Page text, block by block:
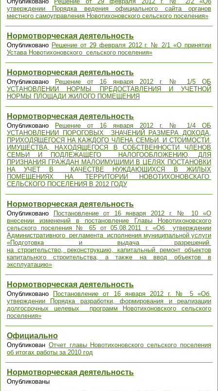
утверждении Порядка ведения официального сайта органов
местного самоуправления Новотихоновского сельского поселения»
Нормотворческая деятельность
Опубликовано Решение от 29 февраля 2012 г. № 2/1 «О принятии
Устава Новотихоновского сельского поселения»
Нормотворческая деятельность
Опубликовано
Решение от 16 января 2012 г. № 1/5 ОБ
УСТАНОВЛЕНИИ НОРМЫ ПРЕДОСТАВЛЕНИЯ И УЧЕТНОЙ
НОРМЫ ПЛОЩАДИ ЖИЛОГО ПОМЕЩЕНИЯ
Нормотворческая деятельность
Опубликовано
Решение от 16 января 2012 г. № 1/4 ОБ
УСТАНОВЛЕНИИ ПОРОГОВЫХ ЗНАЧЕНИЙ РАЗМЕРА ДОХОДА,
ПРИХОДЯЩЕГОСЯ НА КАЖДОГО ЧЛЕНА СЕМЬИ, И СТОИМОСТИ
ИМУЩЕСТВА, НАХОДЯЩЕГОСЯ В СОБСТВЕННОСТИ ЧЛЕНОВ
СЕМЬИ И ПОДЛЕЖАЩЕГО НАЛОГООБЛОЖЕНИЮ, ДЛЯ
ПРИЗНАНИЯ ГРАЖДАН МАЛОИМУЩИМИ В ЦЕЛЯХ ПОСТАНОВКИ
НА УЧЕТ В КАЧЕСТВЕ НУЖДАЮЩИХСЯ В ЖИЛЫХ
ПОМЕЩЕНИЯХ НА ТЕРРИТОРИИ НОВОТИХОНОВСКАГО
СЕЛЬСКОГО ПОСЕЛЕНИЯ В 2012 ГОДУ
Нормотворческая деятельность
Опубликовано
Постановление от 16 января 2012 г. № 10 «О
внесении изменений в постановление Главы Новотихоновского
сельского поселения № 65 от 05.08.2011 г. «Об утверждении
Административного регламента исполнения муниципальной услуги
«Подготовка и выдача разрешений
на строительство, реконструкцию, капитальный ремонт объектов
капитального строительства, а также на ввод объектов в
эксплуатацию»
Нормотворческая деятельность
Опубликовано
Постановление от 16 января 2012 г. № 5 «Об
утверждении Порядка разработки, формирования и реализации
долгосрочных целевых программ Новотихоновского сельского
поселения»
Официально
Опубликован Отчет главы Новотихоновского сельского поселения
об итогах работы за 2010 год
Нормотворческая деятельность
Опубликованы